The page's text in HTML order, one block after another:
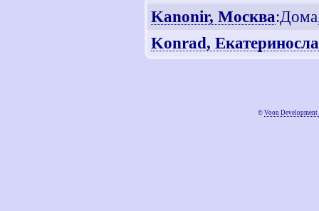
Kanonir, Москва
Konrad,
© Voon Development